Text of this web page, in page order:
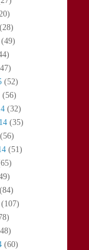
(28)
(49)
(52)
(56)
(32)
(35)
(56)
(51)
(84)
(107)
(60)